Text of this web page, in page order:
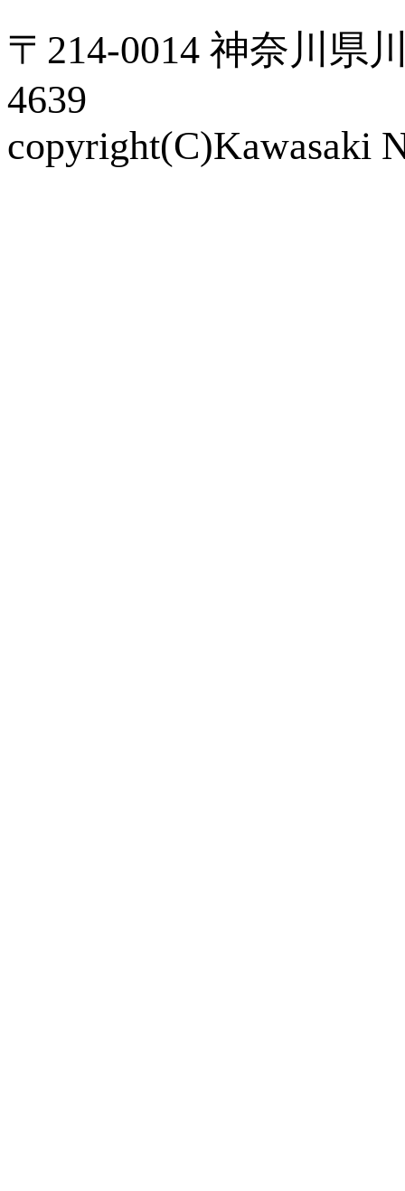
〒214-0014 神奈川県
4639
copyright(C)Kawasaki